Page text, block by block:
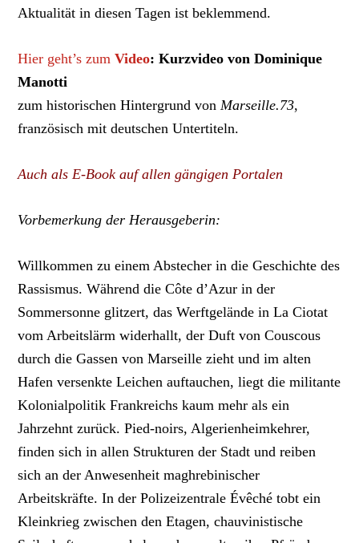
Aktualität in diesen Tagen ist beklemmend.
Hier geht’s zumVideo: Kurzvideo von Dominique
Manotti
zum historischen Hintergrund von Marseille.73,
französisch mit deutschen Untertiteln.
Auch als E-Book auf allen gängigen Portalen
Vorbemerkung der Herausgeberin:
Willkommen zu einem Abstecher in die Geschichte des
Rassismus. Während die Côte d’Azur in der
Sommersonne glitzert, das Werftgelände in La Ciotat
vom Arbeitslärm widerhallt, der Duft von Couscous
durch die Gassen von Marseille zieht und im alten
Hafen versenkte Leichen auftauchen, liegt die militante
Kolonialpolitik Frankreichs kaum mehr als ein
Jahrzehnt zurück. Pied-noirs, Algerienheimkehrer,
finden sich in allen Strukturen der Stadt und reiben
sich an der Anwesenheit maghrebinischer
Arbeitskräfte. In der Polizeizentrale Évêché tobt ein
Kleinkrieg zwischen den Etagen, chauvinistische